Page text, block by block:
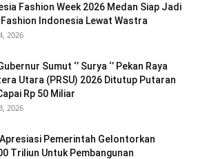
Fashion Week 2026 Medan Siap Jadi
Indonesia Lewat Wastra
2026
Sumut ‘’ Surya ‘’ Pekan Raya
Utara (PRSU) 2026 Ditutup Putaran
Rp 50 Miliar
2026
Pemerintah Gelontorkan
Triliun Untuk Pembangunan